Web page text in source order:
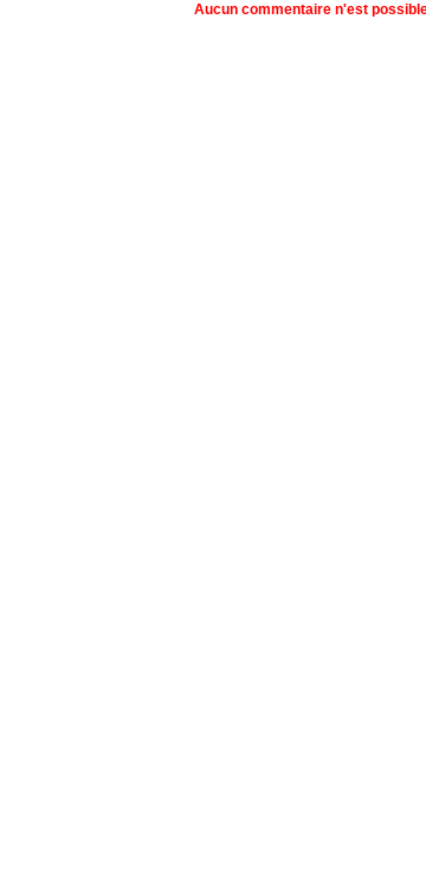
Aucun commentaire n'est